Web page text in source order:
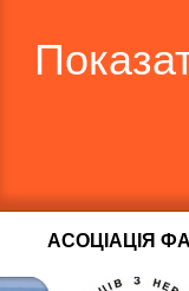
АСОЦІАЦІЯ